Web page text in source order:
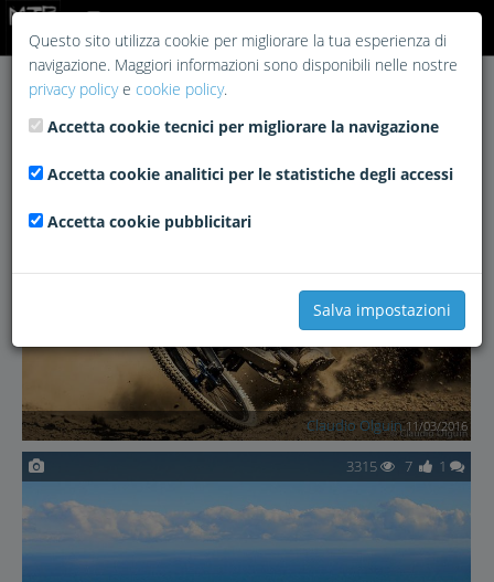
Claudio Olguin 11/03/2016
3315 7 1
Questo sito utilizza cookie per migliorare la tua esperienza di
navigazione. Maggiori informazioni sono disponibili nelle nostre
privacy policye cookie policy.
Accetta cookie tecnici per migliorare la navigazione
Accetta cookie analitici per le statistiche degli accessi
Accetta cookie pubblicitari
Salva impostazioni